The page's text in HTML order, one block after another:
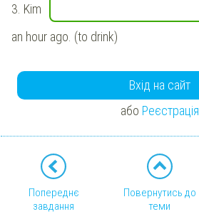
3. Kim
an hour ago. (to drink)
Вхід на сайт
або Реєстрація
Попереднє
завдання
Повернутись до
теми